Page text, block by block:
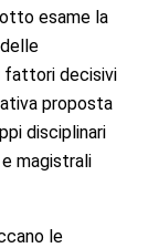
esame la
fattori decisivi
proposta
disciplinari
magistrali
le